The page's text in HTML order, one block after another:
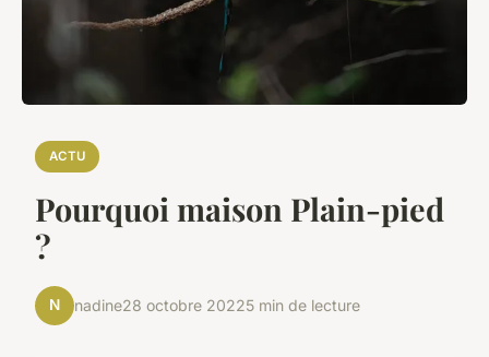
ACTU
Pourquoi maison Plain-pied
?
N nadine28 octobre 20225 min de lecture